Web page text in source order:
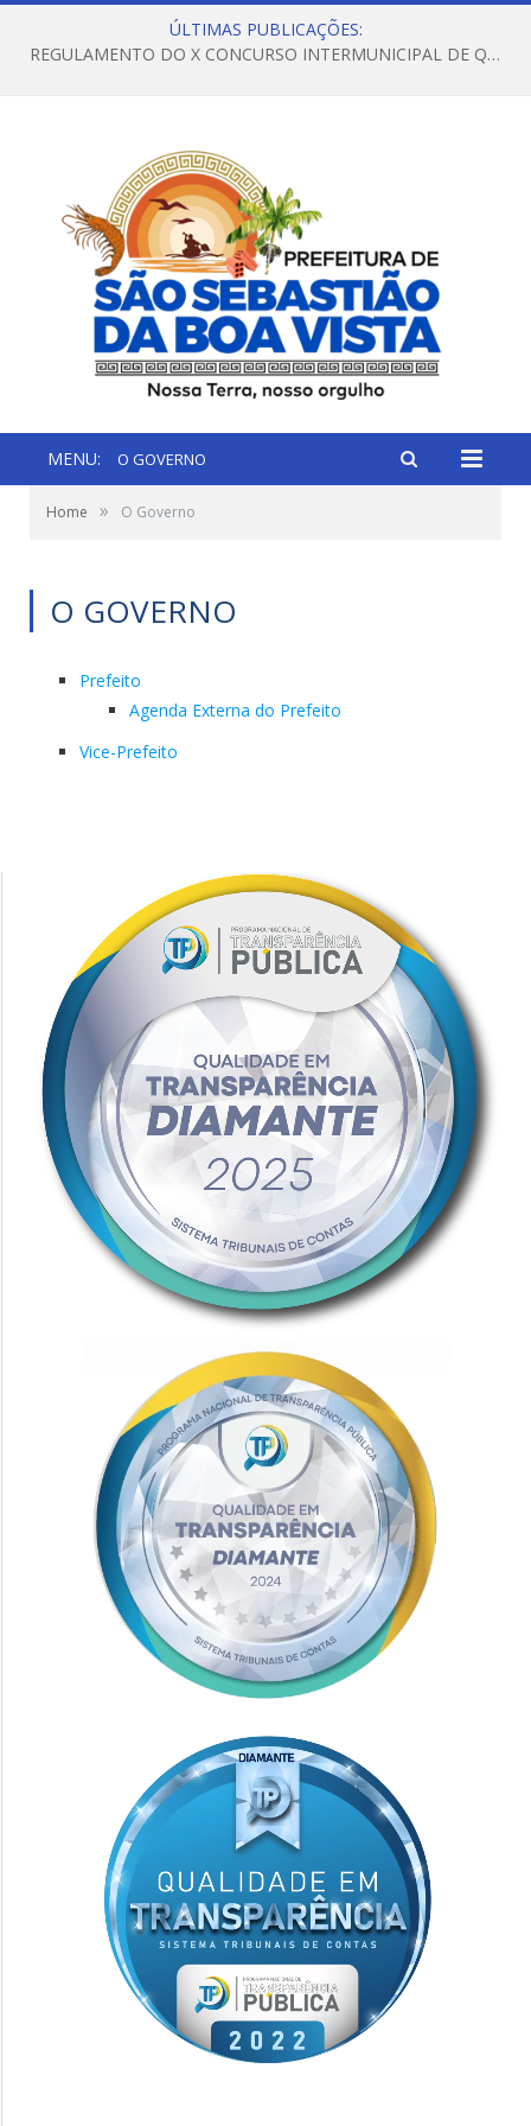
ÚLTIMAS PUBLICAÇÕES:
REGULAMENTO DO X CONCURSO INTERMUNICIPAL DE QUADRILHAS JUNINAS – 2026 – ARRAIÁ DA VENEZA
MENU: O GOVERNO
Home » O Governo
O GOVERNO
Prefeito
Agenda Externa do Prefeito
Vice-Prefeito